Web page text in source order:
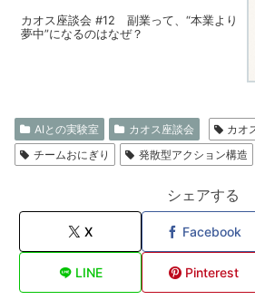
カオス座談会 #12 副業って、“本業より
夢中”になるのはなぜ？
AIとの実験室 カオス座談会
カオ
チームおにぎり
発散型アクション構造
シェアする
X Facebook
LINE Pinterest